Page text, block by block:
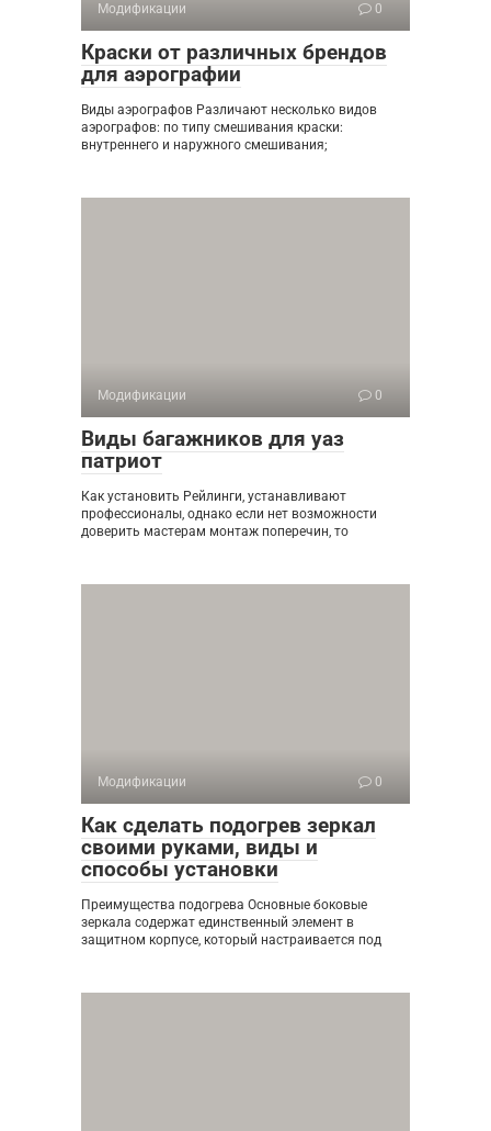
Модификации 0
Краски от различных брендов
для аэрографии
Виды аэрографов Различают несколько видов
аэрографов: по типу смешивания краски:
внутреннего и наружного смешивания;
Модификации 0
Виды багажников для уаз
патриот
Как установить Рейлинги, устанавливают
профессионалы, однако если нет возможности
доверить мастерам монтаж поперечин, то
Модификации 0
Как сделать подогрев зеркал
своими руками, виды и
способы установки
Преимущества подогрева Основные боковые
зеркала содержат единственный элемент в
защитном корпусе, который настраивается под